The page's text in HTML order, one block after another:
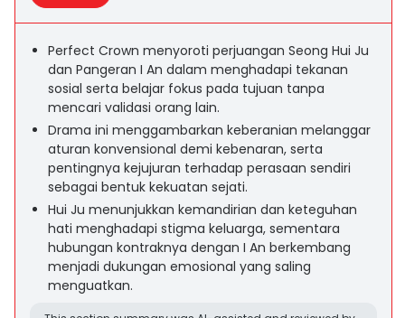
Perfect Crown menyoroti perjuangan Seong Hui Ju
dan Pangeran I An dalam menghadapi tekanan
sosial serta belajar fokus pada tujuan tanpa
mencari validasi orang lain.
Drama ini menggambarkan keberanian melanggar
aturan konvensional demi kebenaran, serta
pentingnya kejujuran terhadap perasaan sendiri
sebagai bentuk kekuatan sejati.
Hui Ju menunjukkan kemandirian dan keteguhan
hati menghadapi stigma keluarga, sementara
hubungan kontraknya dengan I An berkembang
menjadi dukungan emosional yang saling
menguatkan.